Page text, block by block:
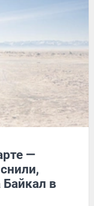
—
Байкал в